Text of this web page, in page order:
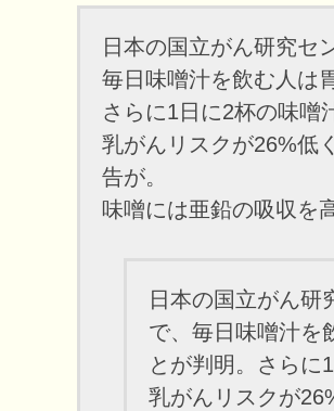
日本の国立がん研究セ
毎日味噌汁を飲む人は
さらに1日に2杯の味噌
乳がんリスクが26%低
告が。
味噌には亜鉛の吸収を
日本の国立がん研
で、毎日味噌汁を
とが判明。さらに
乳がんリスクが